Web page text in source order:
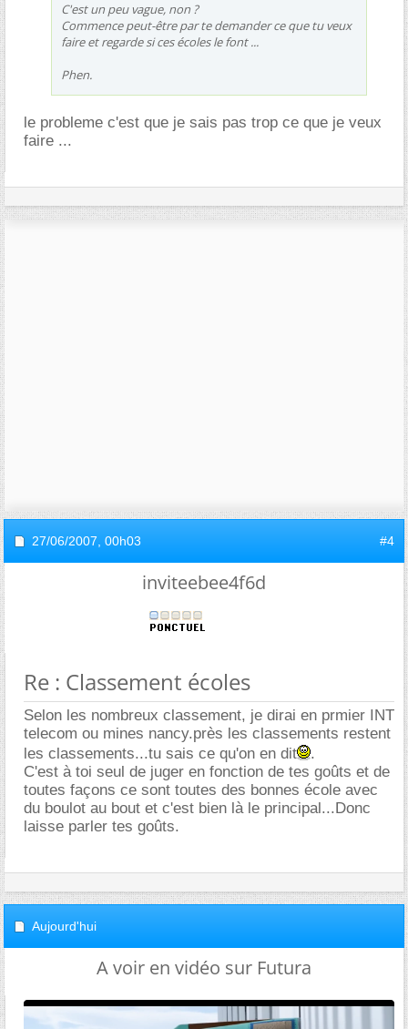
C'est un peu vague, non ?
Commence peut-être par te demander ce que tu veux
faire et regarde si ces écoles le font ...
Phen.
le probleme c'est que je sais pas trop ce que je veux
faire ...
27/06/2007, 00h03 #4
inviteebee4f6d
Re : Classement écoles
Selon les nombreux classement, je dirai en prmier INT
telecom ou mines nancy.près les classements restent
les classements...tu sais ce qu'on en dit
.
C'est à toi seul de juger en fonction de tes goûts et de
toutes façons ce sont toutes des bonnes école avec
du boulot au bout et c'est bien là le principal...Donc
laisse parler tes goûts.
Aujourd'hui
A voir en vidéo sur Futura